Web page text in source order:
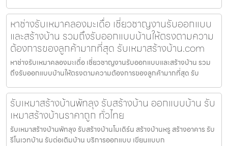
หาช่างรับเหมาคลองมะเดื่อ เชี่ยวชาญงานรับออกแบบ
และสร้างบ้าน รวมถึงรับออกแบบบ้านให้ตรงตามความ
ต้องการของลูกค้ามากที่สุด รับเหมาสร้างบ้าน.com
หาช่างรับเหมาคลองมะเดื่อ เชี่ยวชาญงานรับออกแบบและสร้างบ้าน รวม
ถึงรับออกแบบบ้านให้ตรงตามความต้องการของลูกค้ามากที่สุด รับ
รับเหมาสร้างบ้านพัทลุง รับสร้างบ้าน ออกแบบบ้าน รับ
เหมาสร้างบ้านราคาถูก ทั่วไทย
รับเหมาสร้างบ้านพัทลุง รับสร้างบ้านโมเดิร์น สร้างบ้านหรู สร้างอาคาร รับ
รีโนเวทบ้าน รับต่อเติมบ้าน บริการออกแบบ เขียนแบบก